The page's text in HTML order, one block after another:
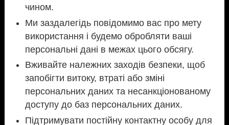
чином.
Ми заздалегідь повідомимо вас про мету
використання і будемо обробляти ваші
персональні дані в межах цього обсягу.
Вживайте належних заходів безпеки, щоб
запобігти витоку, втраті або зміні
персональних даних та несанкціонованому
доступу до баз персональних даних.
Підтримувати постійну контактну особу для